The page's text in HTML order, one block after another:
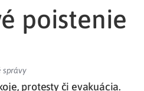
poistenie
správy
protesty či evakuácia.